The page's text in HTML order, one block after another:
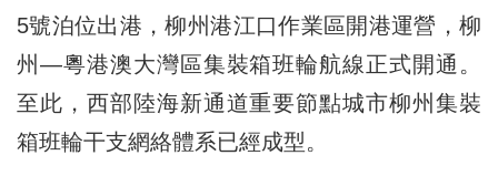
5號泊位出港，柳州港江口作業區開港運營，柳
州—粵港澳大灣區集裝箱班輪航線正式開通。
至此，西部陸海新通道重要節點城市柳州集裝
箱班輪干支網絡體系已經成型。